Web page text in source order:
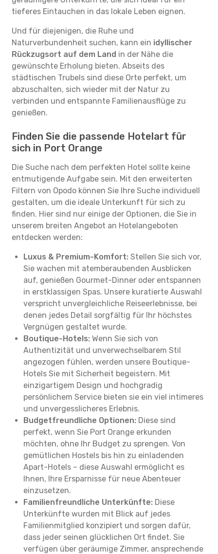
tieferes Eintauchen in das lokale Leben eignen.
Und für diejenigen, die Ruhe und
Naturverbundenheit suchen, kann ein idyllischer
Rückzugsort auf dem Land in der Nähe die
gewünschte Erholung bieten. Abseits des
städtischen Trubels sind diese Orte perfekt, um
abzuschalten, sich wieder mit der Natur zu
verbinden und entspannte Familienausflüge zu
genießen.
Finden Sie die passende Hotelart für
sich in Port Orange
Die Suche nach dem perfekten Hotel sollte keine
entmutigende Aufgabe sein. Mit den erweiterten
Filtern von Opodo können Sie Ihre Suche individuell
gestalten, um die ideale Unterkunft für sich zu
finden. Hier sind nur einige der Optionen, die Sie in
unserem breiten Angebot an Hotelangeboten
entdecken werden:
Luxus & Premium-Komfort: Stellen Sie sich vor,
Sie wachen mit atemberaubenden Ausblicken
auf, genießen Gourmet-Dinner oder entspannen
in erstklassigen Spas. Unsere kuratierte Auswahl
verspricht unvergleichliche Reiseerlebnisse, bei
denen jedes Detail sorgfältig für Ihr höchstes
Vergnügen gestaltet wurde.
Boutique-Hotels: Wenn Sie sich von
Authentizität und unverwechselbarem Stil
angezogen fühlen, werden unsere Boutique-
Hotels Sie mit Sicherheit begeistern. Mit
einzigartigem Design und hochgradig
persönlichem Service bieten sie ein viel intimeres
und unvergesslicheres Erlebnis.
Budgetfreundliche Optionen: Diese sind
perfekt, wenn Sie Port Orange erkunden
möchten, ohne Ihr Budget zu sprengen. Von
gemütlichen Hostels bis hin zu einladenden
Apart-Hotels – diese Auswahl ermöglicht es
Ihnen, Ihre Ersparnisse für neue Abenteuer
einzusetzen.
Familienfreundliche Unterkünfte: Diese
Unterkünfte wurden mit Blick auf jedes
Familienmitglied konzipiert und sorgen dafür,
dass jeder seinen glücklichen Ort findet. Sie
verfügen über geräumige Zimmer, ansprechende